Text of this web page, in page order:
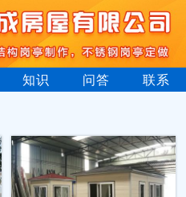
知识 问答 联系